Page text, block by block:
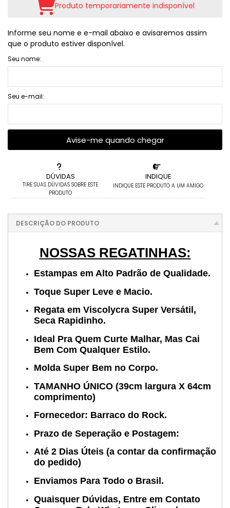
DÚVIDAS
TIRE SUAS DÚVIDAS SOBRE ESTE
PRODUTO
INDIQUE
INDIQUE ESTE PRODUTO A UM AMIGO
Produto temporariamente indisponível
Informe seu nome e e-mail abaixo e avisaremos assim
que o produto estiver disponível.
Seu nome:
Seu e-mail:
Avise-me quando chegar
DESCRIÇÃO DO PRODUTO
NOSSAS REGATINHAS:
Estampas em Alto Padrão de Qualidade.
Toque Super Leve e Macio.
Regata em Viscolycra Super Versátil,
Seca Rapidinho.
Ideal Pra Quem Curte Malhar, Mas Cai
Bem Com Qualquer Estilo.
Molda Super Bem no Corpo.
TAMANHO ÚNICO (39cm largura X 64cm
comprimento)
Fornecedor: Barraco do Rock.
Prazo de Seperação e Postagem:
Até 2 Dias Úteis (a contar da confirmação
do pedido)
Enviamos Para Todo o Brasil.
Quaisquer Dúvidas, Entre em Contato